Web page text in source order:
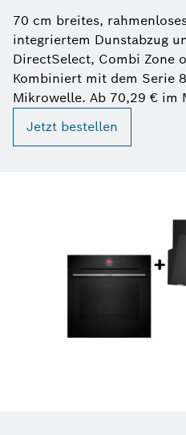
70 cm breites,
integriertem Dunstabzug
DirectSelect, Combi Zone
Kombiniert mit dem Serie
Mikrowelle. Ab 70,29 € im
Jetzt bestellen